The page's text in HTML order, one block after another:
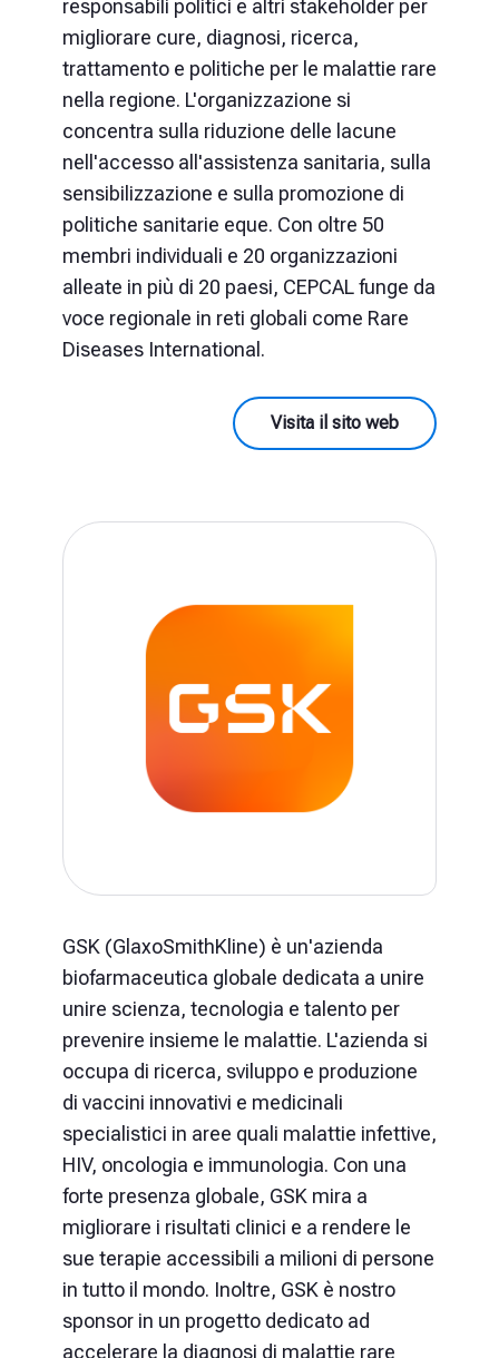
responsabili politici e altri stakeholder per
migliorare cure, diagnosi, ricerca,
trattamento e politiche per le malattie rare
nella regione. L'organizzazione si
concentra sulla riduzione delle lacune
nell'accesso all'assistenza sanitaria, sulla
sensibilizzazione e sulla promozione di
politiche sanitarie eque. Con oltre 50
membri individuali e 20 organizzazioni
alleate in più di 20 paesi, CEPCAL funge da
voce regionale in reti globali come Rare
Diseases International.
Visita il sito web
GSK (GlaxoSmithKline) è un'azienda
biofarmaceutica globale dedicata a unire
unire scienza, tecnologia e talento per
prevenire insieme le malattie. L'azienda si
occupa di ricerca, sviluppo e produzione
di vaccini innovativi e medicinali
specialistici in aree quali malattie infettive,
HIV, oncologia e immunologia. Con una
forte presenza globale, GSK mira a
migliorare i risultati clinici e a rendere le
sue terapie accessibili a milioni di persone
in tutto il mondo. Inoltre, GSK è nostro
sponsor in un progetto dedicato ad
accelerare la diagnosi di malattie rare